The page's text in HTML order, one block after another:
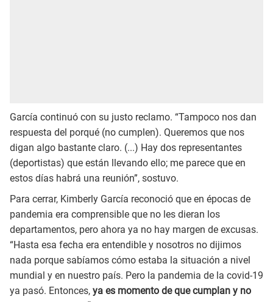
García continuó con su justo reclamo. “Tampoco nos dan
respuesta del porqué (no cumplen). Queremos que nos
digan algo bastante claro. (...) Hay dos representantes
(deportistas) que están llevando ello; me parece que en
estos días habrá una reunión”, sostuvo.
Para cerrar, Kimberly García reconoció que en épocas de
pandemia era comprensible que no les dieran los
departamentos, pero ahora ya no hay margen de excusas.
“Hasta esa fecha era entendible y nosotros no dijimos
nada porque sabíamos cómo estaba la situación a nivel
mundial y en nuestro país. Pero la pandemia de la covid-19
ya pasó. Entonces, ya es momento de que cumplan y no